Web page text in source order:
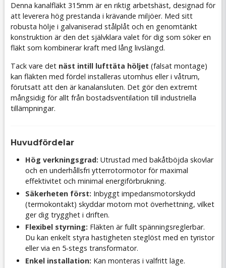
Denna kanalfläkt 315mm är en riktig arbetshäst, designad för
att leverera hög prestanda i krävande miljöer. Med sitt
robusta hölje i galvaniserad stålplåt och en genomtänkt
konstruktion är den det självklara valet för dig som söker en
fläkt som kombinerar kraft med lång livslängd.
Tack vare det näst intill lufttäta höljet (falsat montage)
kan fläkten med fördel installeras utomhus eller i våtrum,
förutsatt att den är kanalansluten. Det gör den extremt
mångsidig för allt från bostadsventilation till industriella
tillämpningar.
Huvudfördelar
Hög verkningsgrad: Utrustad med bakåtböjda skovlar
och en underhållsfri ytterrotormotor för maximal
effektivitet och minimal energiförbrukning.
Säkerheten först: Inbyggt impedansmotorskydd
(termokontakt) skyddar motorn mot överhettning, vilket
ger dig trygghet i driften.
Flexibel styrning: Fläkten är fullt spänningsreglerbar.
Du kan enkelt styra hastigheten steglöst med en tyristor
eller via en 5-stegs transformator.
Enkel installation: Kan monteras i valfritt läge.